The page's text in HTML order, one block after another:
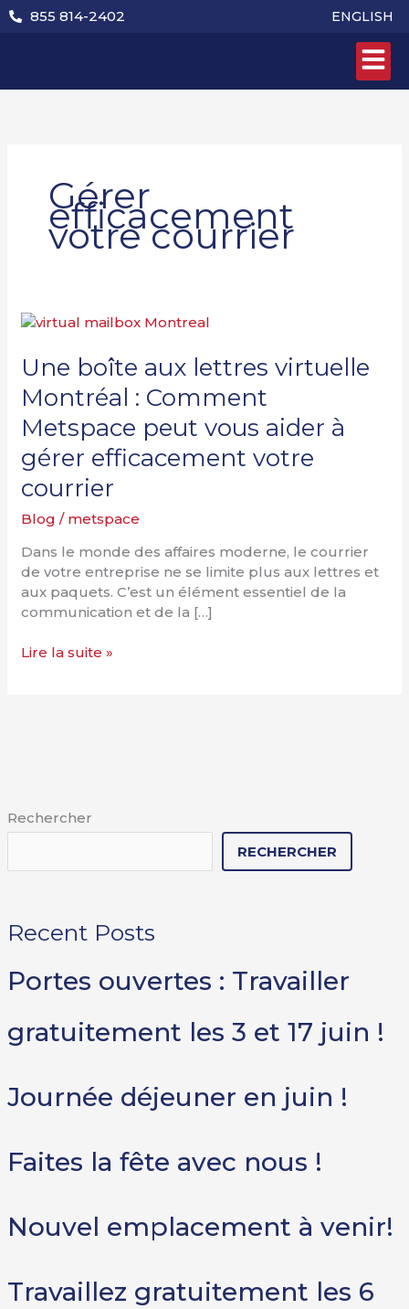
Aller
au
855 814-2402 ENGLISH
Rechercher
RECHERCHER
Recent Posts
Portes ouvertes : Travailler
gratuitement les 3 et 17 juin !
Journée déjeuner en juin !
Faites la fête avec nous !
Nouvel emplacement à venir!
Travaillez gratuitement les 6
Gérer
efficacement
votre courrier
Une boîte aux lettres virtuelle
Montréal : Comment
Metspace peut vous aider à
gérer efficacement votre
courrier
Blog / metspace
Dans le monde des affaires moderne, le courrier
de votre entreprise ne se limite plus aux lettres et
aux paquets. C’est un élément essentiel de la
communication et de la […]
Une
aux
lettres
virtuelle
Montréal
Comment
Metspace
peut
vous
à
gérer
efficacement
votre
Lire la suite »